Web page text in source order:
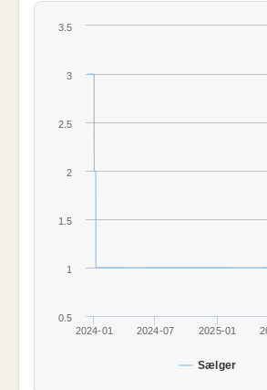
Sælger
2024-01 2024-07 2025-01
0.5
1
1.5
2
2.5
3
3.5